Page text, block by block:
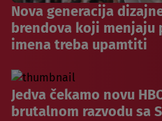
Nova generacija
brendova koji menjaju
imena treba upamtiti
Jedva čekamo novu
brutalnom razvodu sa